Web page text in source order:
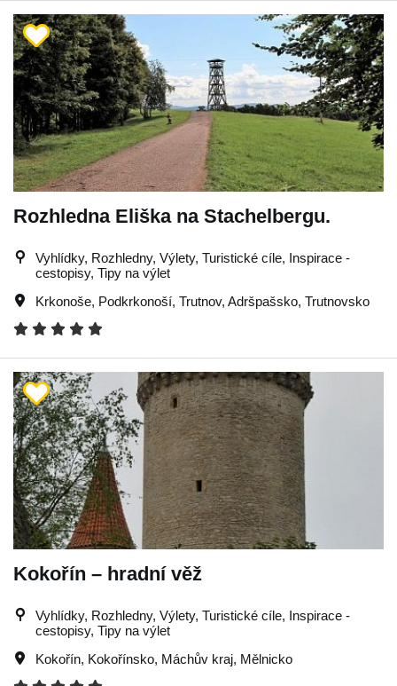
Rozhledna Eliška na Stachelbergu.
Vyhlídky, Rozhledny, Výlety, Turistické cíle, Inspirace -
cestopisy, Tipy na výlet
Krkonoše, Podkrkonoší, Trutnov, Adršpašsko, Trutnovsko
Kokořín – hradní věž
Vyhlídky, Rozhledny, Výlety, Turistické cíle, Inspirace -
cestopisy, Tipy na výlet
Kokořín, Kokořínsko, Máchův kraj, Mělnicko